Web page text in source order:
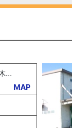
〒3580015 埼玉県 入間市 二本木南原977-1
MAP